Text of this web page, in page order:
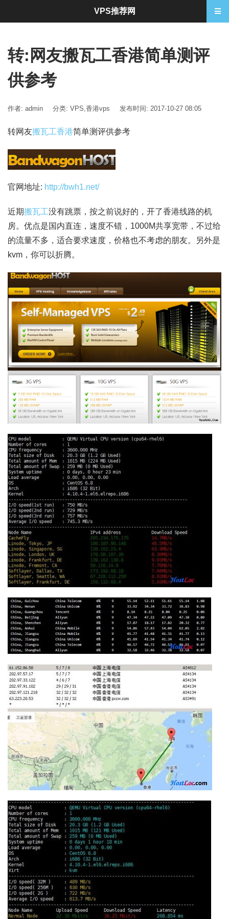
转:网友搬瓦工香港简单测评
供参考
作者: admin 分类: VPS,香港vps 发布时间: 2017-10-27 08:05
转网友搬瓦工香港简单测评供参考
官网地址: http://bwh1.net/
近期搬瓦工没有跳票，按之前说好的，开了香港线路的机
房。优点是国内直连，速度不错，1000M共享宽带，不过给
的流量不多，适合要求速度，价格也不考虑的朋友。另外是
kvm，你可以折腾。
VPS推荐网